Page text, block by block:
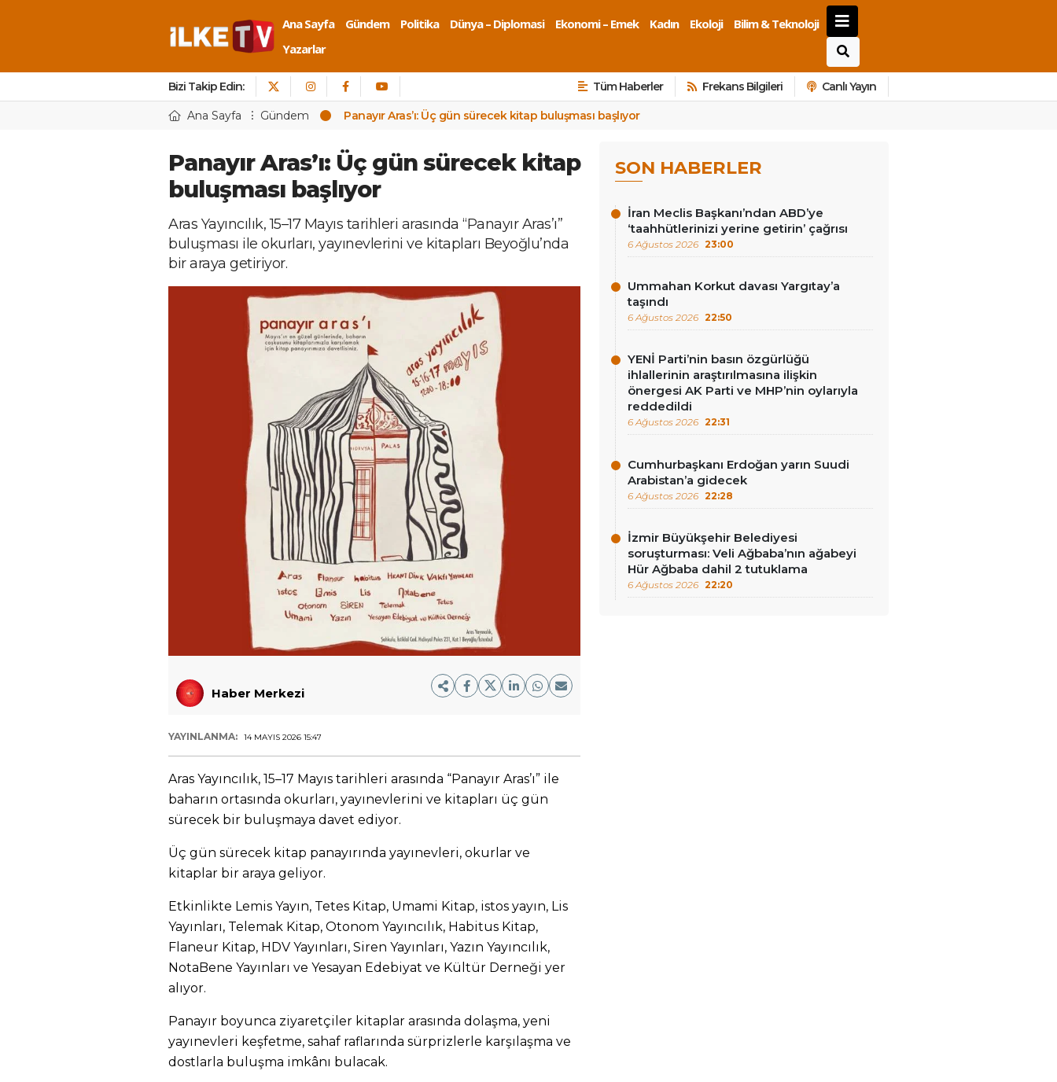
Ana Sayfa Gündem Politika Dünya – Diplomasi Ekonomi – Emek Kadın Ekoloji
Bilim & Teknoloji
Yazarlar
Bizi Takip Edin: Tüm Haberler Frekans Bilgileri Canlı Yayın
Ana Sayfa Gündem Panayır Aras’ı: Üç gün sürecek kitap buluşması başlıyor
Panayır Aras’ı: Üç gün sürecek kitap
buluşması başlıyor
Aras Yayıncılık, 15–17 Mayıs tarihleri arasında “Panayır Aras’ı”
buluşması ile okurları, yayınevlerini ve kitapları Beyoğlu’nda
bir araya getiriyor.
Haber Merkezi
YAYINLANMA: 14 MAYIS 2026 15:47
Aras Yayıncılık, 15–17 Mayıs tarihleri arasında “Panayır Aras’ı” ile
baharın ortasında okurları, yayınevlerini ve kitapları üç gün
sürecek bir buluşmaya davet ediyor.
Üç gün sürecek kitap panayırında yayınevleri, okurlar ve
kitaplar bir araya geliyor.
Etkinlikte Lemis Yayın, Tetes Kitap, Umami Kitap, istos yayın, Lis
Yayınları, Telemak Kitap, Otonom Yayıncılık, Habitus Kitap,
Flaneur Kitap, HDV Yayınları, Siren Yayınları, Yazın Yayıncılık,
NotaBene Yayınları ve Yesayan Edebiyat ve Kültür Derneği yer
alıyor.
Panayır boyunca ziyaretçiler kitaplar arasında dolaşma, yeni
yayınevleri keşfetme, sahaf raflarında sürprizlerle karşılaşma ve
dostlarla buluşma imkânı bulacak.
SON HABERLER
İran Meclis Başkanı’ndan ABD’ye
‘taahhütlerinizi yerine getirin’ çağrısı
6 Ağustos 2026 23:00
Ummahan Korkut davası Yargıtay’a
taşındı
6 Ağustos 2026 22:50
YENİ Parti’nin basın özgürlüğü
ihlallerinin araştırılmasına ilişkin
önergesi AK Parti ve MHP’nin oylarıyla
reddedildi
6 Ağustos 2026 22:31
Cumhurbaşkanı Erdoğan yarın Suudi
Arabistan’a gidecek
6 Ağustos 2026 22:28
İzmir Büyükşehir Belediyesi
soruşturması: Veli Ağbaba’nın ağabeyi
Hür Ağbaba dahil 2 tutuklama
6 Ağustos 2026 22:20